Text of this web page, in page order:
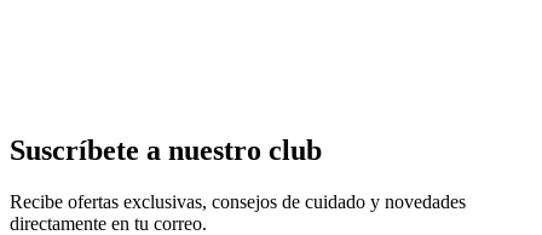
Suscríbete a nuestro club
Recibe ofertas exclusivas, consejos de cuidado y novedades
directamente en tu correo.